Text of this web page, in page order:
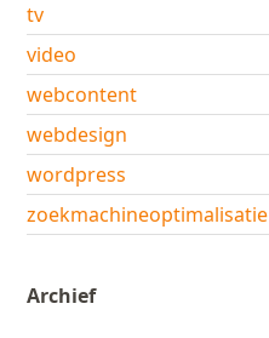
tv
video
webcontent
webdesign
wordpress
zoekmachineoptimalisatie
Archief